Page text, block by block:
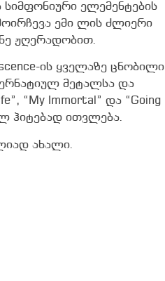
ელემენტების
ემი ლის ძლიერი
ჟღერადობით.
ის ყველაზე ცნობილი
მეტალსა და
“My Immortal” და “Going
ჰიტებად ითვლება.
ახალი.